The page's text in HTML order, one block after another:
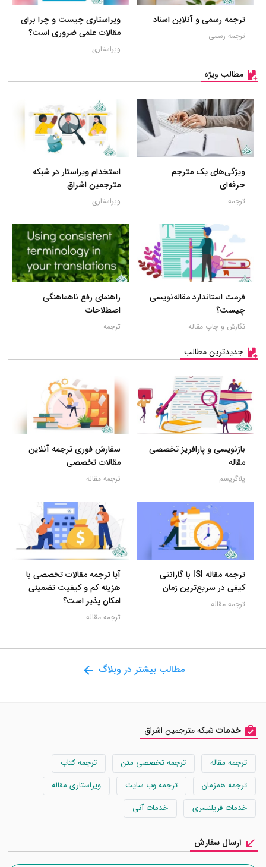
ترجمه رسمی و آنلاین اسناد
ترجمه رسمی
ویراستاری چیست و چرا برای
مقالات علمی ضروری است؟
ویراستاری
مطالب ویژه
ویژگی‌های یک مترجم
حرفه‌ای
ترجمه
استخدام ویراستار در شبکه
مترجمین اشراق
ویراستاری
فرمت استاندارد مقاله‌نویسی
چیست؟
نگارش و چاپ مقاله
راهنمای رفع ناهماهنگی
اصطلاحات
ترجمه
جدیدترین مطالب
بازنویسی و پارافریز تخصصی
مقاله
پلاگریسم
سفارش فوری ترجمه آنلاین
مقالات تخصصی
ترجمه مقاله
ترجمه مقاله ISI با گارانتی
کیفی در سریع‌ترین زمان
ترجمه مقاله
آیا ترجمه مقالات تخصصی با
هزینه کم و کیفیت تضمینی
امکان پذیر است؟
ترجمه مقاله
مطالب بیشتر در وبلاگ
خدمات شبکه مترجمین اشراق
ترجمه مقاله ترجمه تخصصی متن
ترجمه کتاب
ترجمه همزمان
ترجمه وب سایت
ویراستاری مقاله
خدمات فریلنسری
خدمات آنی
ارسال سفارش